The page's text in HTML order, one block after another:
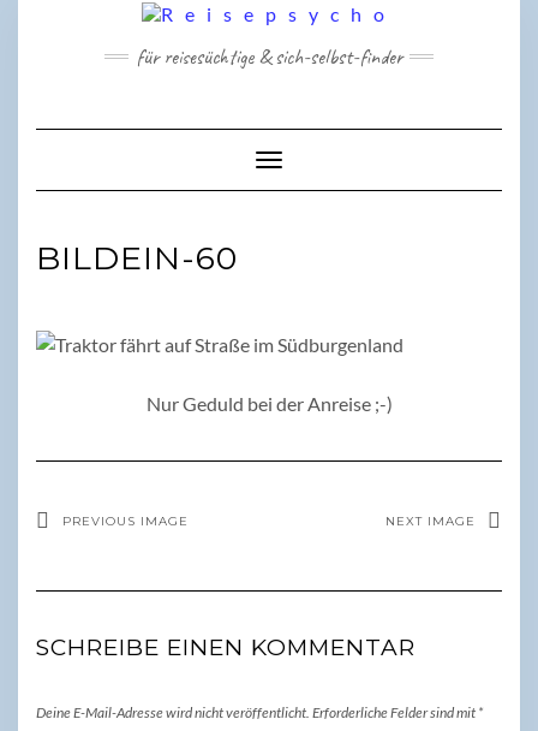
für reisesüchtige & sich-selbst-finder
Toggle Navigation
BILDEIN-60
Nur Geduld bei der Anreise ;-)
PREVIOUS IMAGE NEXT IMAGE
SCHREIBE EINEN KOMMENTAR
Deine E-Mail-Adresse wird nicht veröffentlicht. Erforderliche Felder sind mit *